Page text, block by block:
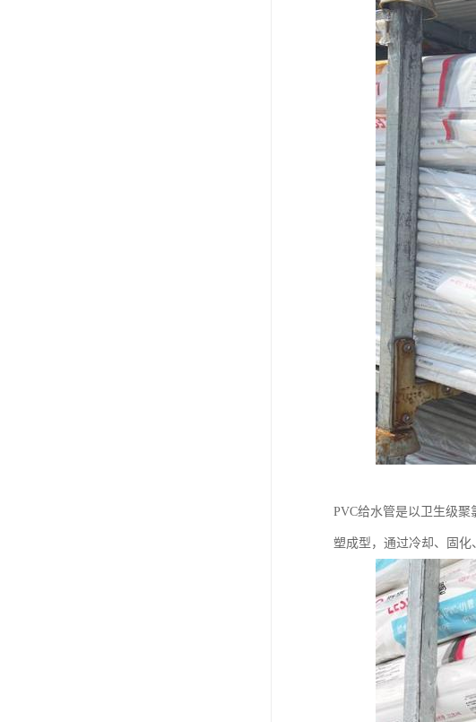
PVC给水管是以卫生级
塑成型，通过冷却、固